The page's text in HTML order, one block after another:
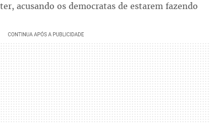
acusando os democratas de estarem fazendo